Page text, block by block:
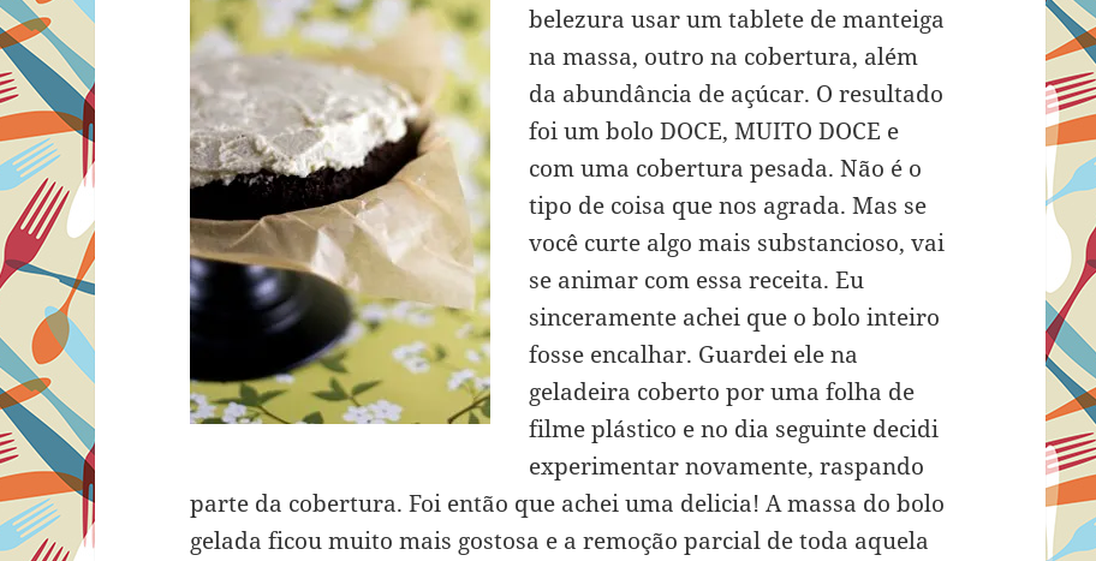
belezura usar um tablete de manteiga
na massa, outro na cobertura, além
da abundância de açúcar. O resultado
foi um bolo DOCE, MUITO DOCE e
com uma cobertura pesada. Não é o
tipo de coisa que nos agrada. Mas se
você curte algo mais substancioso, vai
se animar com essa receita. Eu
sinceramente achei que o bolo inteiro
fosse encalhar. Guardei ele na
geladeira coberto por uma folha de
filme plástico e no dia seguinte decidi
experimentar novamente, raspando
parte da cobertura. Foi então que achei uma delicia! A massa do bolo
gelada ficou muito mais gostosa e a remoção parcial de toda aquela